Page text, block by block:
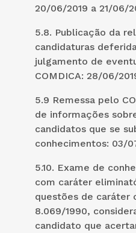
20/06/2019 a 21/06/
5.8. Publicação da
candidaturas
julgamento de
COMDICA: 28/06/
5.9 Remessa pelo
de informações
candidatos que se
conhecimentos: 03/
5.10. Exame de
com caráter
questões de caráter
8.069/1990,
candidato que